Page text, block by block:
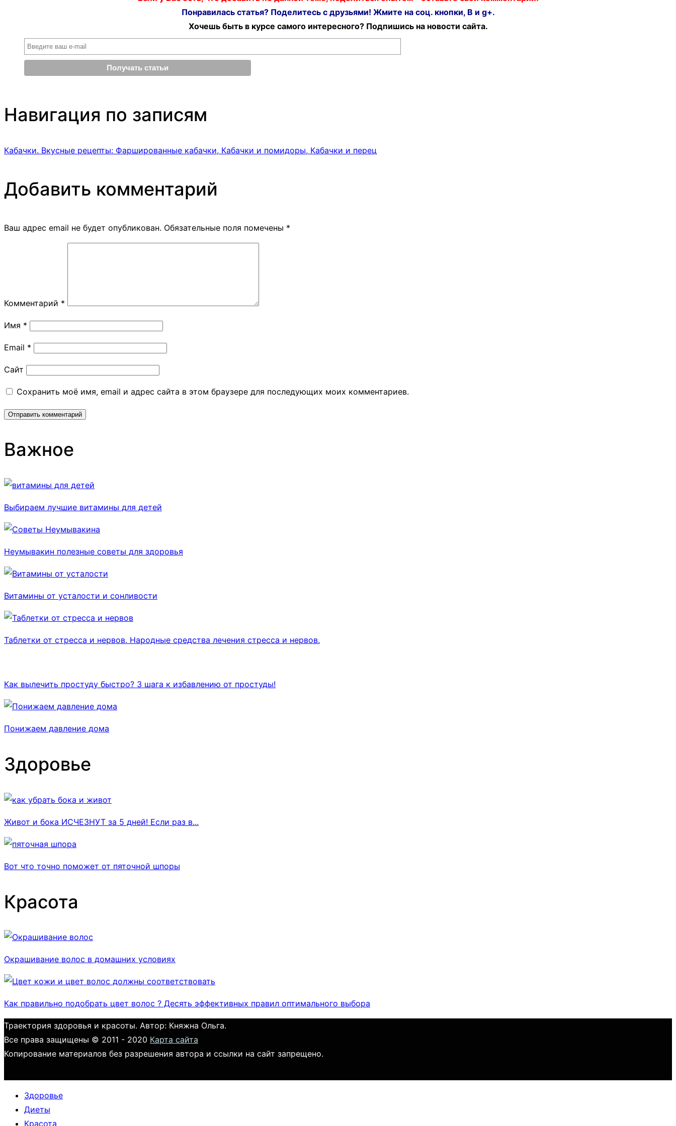
Понравилась статья? Поделитесь с друзьями! Жмите на соц. кнопки, В и g+.
Хочешь быть в курсе самого интересного? Подпишись на новости сайта.
Навигация по записям
Кабачки. Вкусные рецепты: Фаршированные кабачки, Кабачки и помидоры, Кабачки и перец
Добавить комментарий
Ваш адрес email не будет опубликован. Обязательные поля помечены *
Комментарий *
Имя *
Email *
Сайт
Сохранить моё имя, email и адрес сайта в этом браузере для последующих моих комментариев.
Важное
Выбираем лучшие витамины для детей
Неумывакин полезные советы для здоровья
Витамины от усталости и сонливости
Таблетки от стресса и нервов. Народные средства лечения стресса и нервов.
Как вылечить простуду быстро? 3 шага к избавлению от простуды!
Понижаем давление дома
Здоровье
Живот и бока ИСЧЕЗНУТ за 5 дней! Если раз в...
Вот что точно поможет от пяточной шпоры
Красота
Окрашивание волос в домашних условиях
Как правильно подобрать цвет волос ? Десять эффективных правил оптимального выбора
Траектория здоровья и красоты. Автор: Княжна Ольга.
Все права защищены © 2011 - 2020 Карта сайта
Копирование материалов без разрешения автора и ссылки на сайт запрещено.
Здоровье
Диеты
Красота